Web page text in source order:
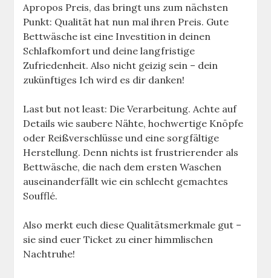
Apropos Preis, das bringt uns zum nächsten
Punkt: Qualität hat nun mal ihren Preis. Gute
Bettwäsche ist eine Investition in deinen
Schlafkomfort und deine langfristige
Zufriedenheit. Also nicht geizig sein – dein
zukünftiges Ich wird es dir danken!
Last but not least: Die Verarbeitung. Achte auf
Details wie saubere Nähte, hochwertige Knöpfe
oder Reißverschlüsse und eine sorgfältige
Herstellung. Denn nichts ist frustrierender als
Bettwäsche, die nach dem ersten Waschen
auseinanderfällt wie ein schlecht gemachtes
Soufflé.
Also merkt euch diese Qualitätsmerkmale gut –
sie sind euer Ticket zu einer himmlischen
Nachtruhe!